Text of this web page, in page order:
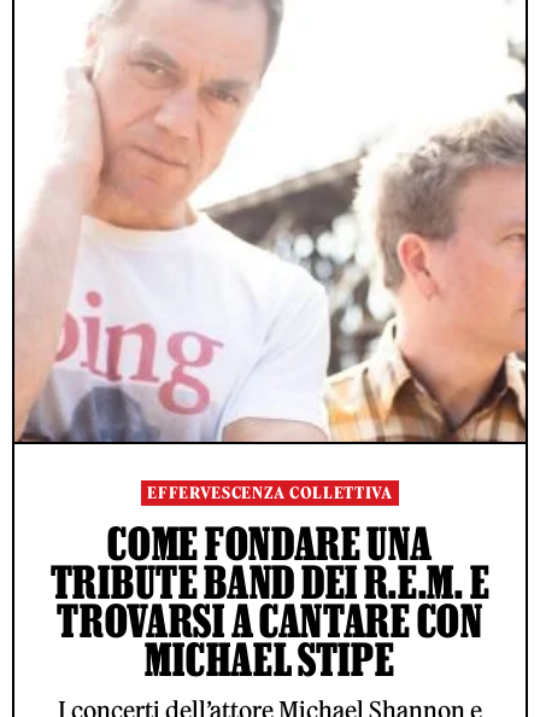
EFFERVESCENZA COLLETTIVA
COME FONDARE UNA
TRIBUTE BAND DEI R.E.M. E
TROVARSI A CANTARE CON
MICHAEL STIPE
I concerti dell’attore Michael Shannon e